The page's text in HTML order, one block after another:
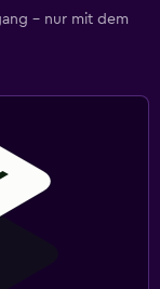
– nur mit dem